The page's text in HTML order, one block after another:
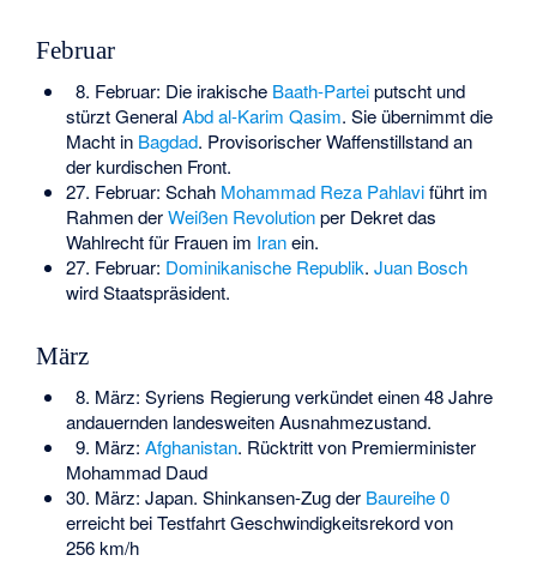
Februar
8. Februar: Die irakische Baath-Parteiputscht und
stürzt GeneralAbd al-Karim Qasim. Sie übernimmt die
Macht in Bagdad. Provisorischer Waffenstillstand an
der kurdischen Front.
27. Februar: Schah Mohammad Reza Pahlaviführt im
Rahmen derWeißen Revolutionper Dekret das
Wahlrecht für Frauen im Iranein.
27. Februar: Dominikanische Republik. Juan Bosch
wird Staatspräsident.
März
8. März: Syriens Regierung verkündet einen 48 Jahre
andauernden landesweiten Ausnahmezustand.
9. März: Afghanistan. Rücktritt von Premierminister
Mohammad Daud
30. März: Japan. Shinkansen-Zug der Baureihe 0
erreicht bei Testfahrt Geschwindigkeitsrekord von
256 km/h